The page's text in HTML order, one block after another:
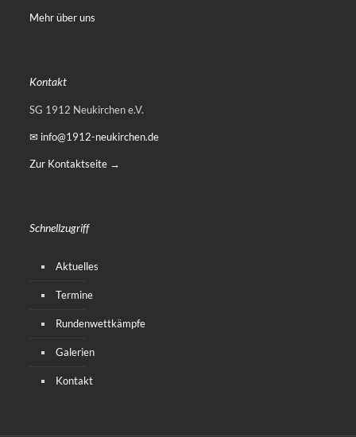
Mehr über uns
Kontakt
SG 1912 Neukirchen e.V.
✉ info@1912-neukirchen.de
Zur Kontaktseite →
Schnellzugriff
Aktuelles
Termine
Rundenwettkämpfe
Galerien
Kontakt